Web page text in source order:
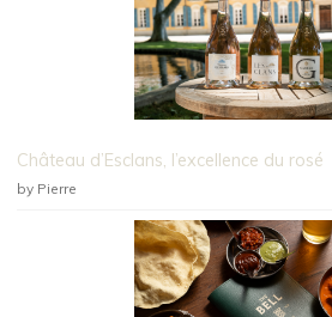
Château d’Esclans, l’excellence du rosé
by Pierre